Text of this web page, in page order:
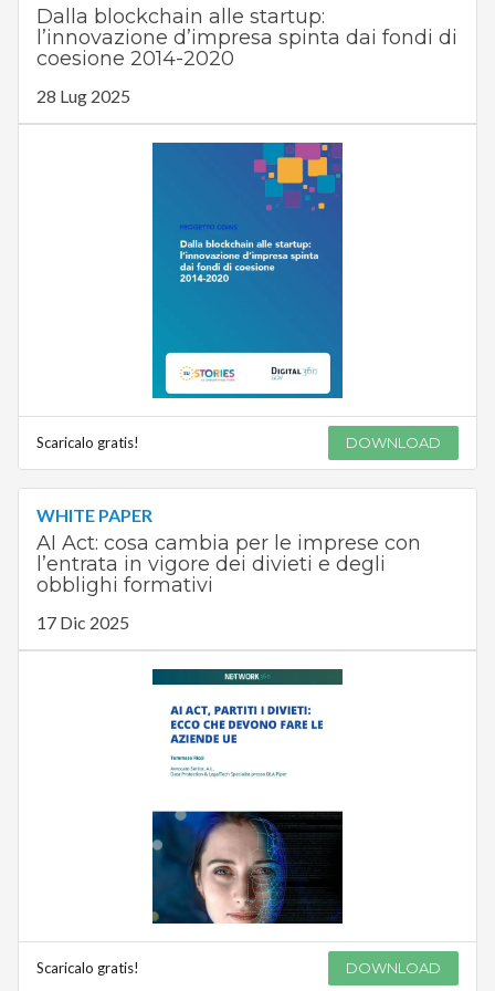
Dalla blockchain alle startup:
l’innovazione d’impresa spinta dai fondi di
coesione 2014-2020
28 Lug 2025
Scaricalo gratis! DOWNLOAD
WHITE PAPER
AI Act: cosa cambia per le imprese con
l’entrata in vigore dei divieti e degli
obblighi formativi
17 Dic 2025
Scaricalo gratis! DOWNLOAD